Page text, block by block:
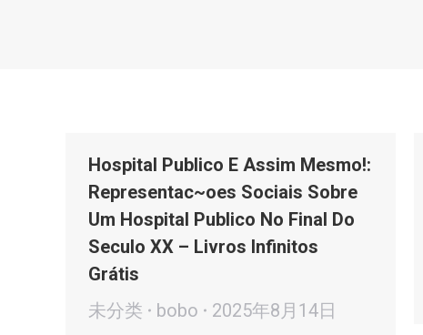
Hospital Publico E Assim Mesmo!:
Representac~oes Sociais Sobre
Um Hospital Publico No Final Do
Seculo XX – Livros Infinitos
Grátis
未分类
bobo
2025年8月14日